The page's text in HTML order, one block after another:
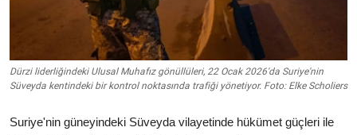
Dürzi liderliğindeki Ulusal Muhafız gönüllüleri, 22 Ocak 2026'da Suriye'nin
Süveyda kentindeki bir kontrol noktasında trafiği yönetiyor. Foto: Elke Scholiers
Suriye'nin güneyindeki Süveyda vilayetinde hükümet güçleri ile